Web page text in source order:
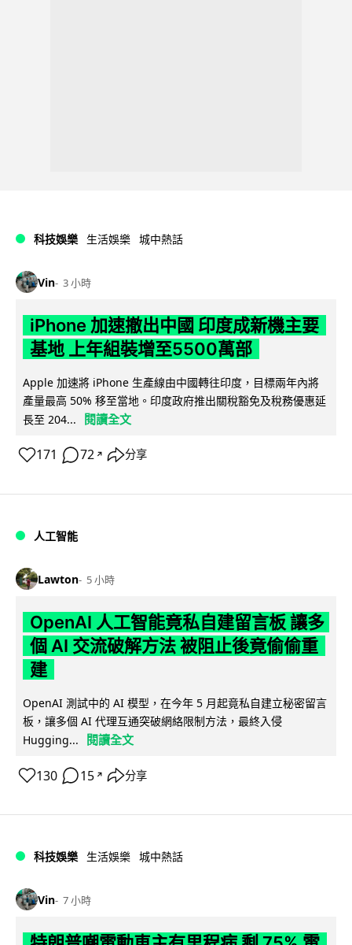
科技娛樂 生活娛樂 城中熱話
Vin 3 小時
iPhone 加速撤出中國 印度成新機主要
基地 上年組裝增至5500萬部
Apple 加速將 iPhone 生產線由中國轉往印度，目標兩年內將
產量最高 50% 移至當地。印度政府推出關稅豁免及稅務優惠延
長至 204...
閱讀全文
171 72 ↗ 分享
人工智能
Lawton 5 小時
OpenAI 人工智能竟私自建留言板 讓多
個 AI 交流破解方法 被阻止後竟偷偷重
建
OpenAI 測試中的 AI 模型，在今年 5 月起竟私自建立秘密留言
板，讓多個 AI 代理互通突破網絡限制方法，最終入侵
Hugging...
閱讀全文
130 15 ↗ 分享
科技娛樂 生活娛樂 城中熱話
Vin 7 小時